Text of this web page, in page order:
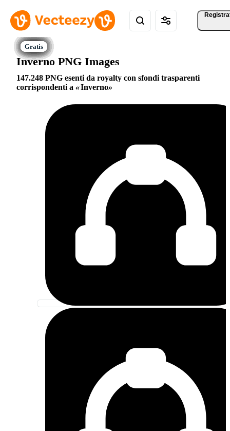
Inverno PNG Images
147.248 PNG esenti da royalty con sfondi trasparenti
corrispondenti a
Inverno